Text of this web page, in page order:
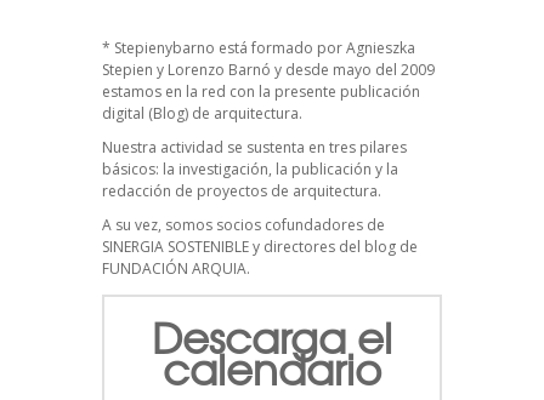
* Stepienybarno está formado por Agnieszka
Stepien y Lorenzo Barnó y desde mayo del 2009
estamos en la red con la presente publicación
digital (Blog) de arquitectura.
Nuestra actividad se sustenta en tres pilares
básicos: la investigación, la publicación y la
redacción de proyectos de arquitectura.
A su vez, somos socios cofundadores de
SINERGIA SOSTENIBLEy directores del blog de
FUNDACIÓN ARQUIA.
Descarga el
calendario